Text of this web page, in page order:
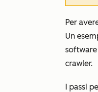
Per
Un
crawler.
I passi